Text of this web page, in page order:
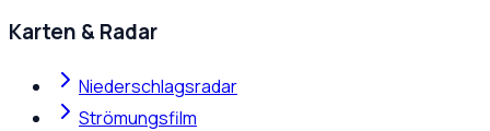
Karten & Radar
Niederschlagsradar
Strömungsfilm